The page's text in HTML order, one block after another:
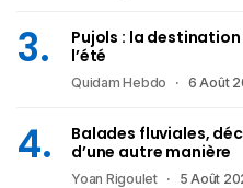
Pujols : la
l’été
Quidam Hebdo 6 Août
Balades fluviales,
d’une autre manière
Yoan Rigoulet 5 Août